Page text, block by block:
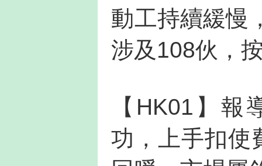
動工持續緩慢
涉及108伙，
【HK01】
功，上手扣使